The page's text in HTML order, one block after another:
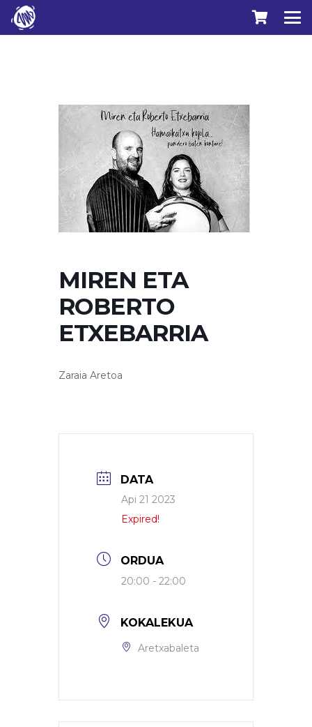
MIREN ETA
ROBERTO
ETXEBARRIA
Zaraia Aretoa
DATA
Api 21 2023
Expired!
ORDUA
20:00 - 22:00
KOKALEKUA
Aretxabaleta